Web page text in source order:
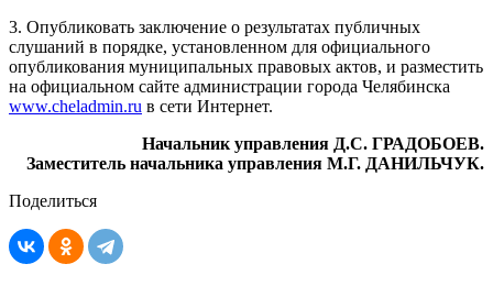
3. Опубликовать заключение о результатах публичных
слушаний в порядке, установленном для официального
опубликования муниципальных правовых актов, и разместить
на официальном сайте администрации города Челябинска
www.cheladmin.ru в сети Интернет.
Начальник управления Д.С. ГРАДОБОЕВ.
Заместитель начальника управления М.Г. ДАНИЛЬЧУК.
Поделиться